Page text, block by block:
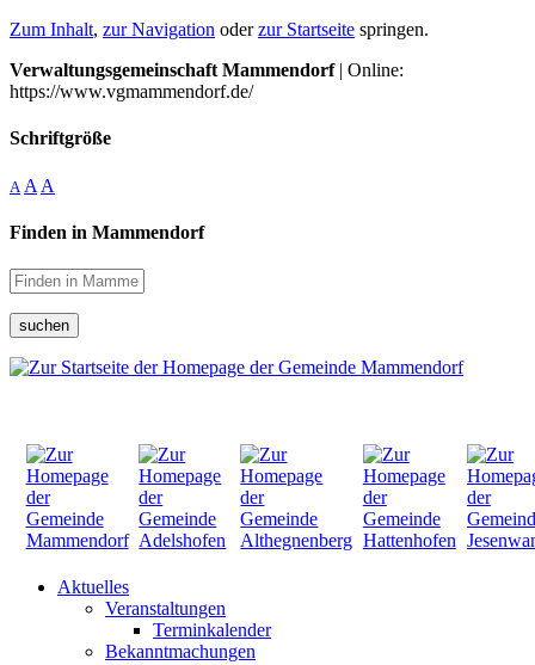
Zum Inhalt, zur Navigation oderzur Startseite springen.
Verwaltungsgemeinschaft Mammendorf| Online:
https://www.vgmammendorf.de/
Schriftgröße
A A A
Finden in Mammendorf
suchen
Aktuelles
Veranstaltungen
Terminkalender
Bekanntmachungen